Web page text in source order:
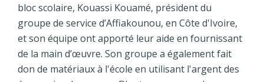
bloc scolaire, Kouassi Kouamé, président du
groupe de service d’Affiakounou, en Côte d'Ivoire,
et son équipe ont apporté leur aide en fournissant
de la main d’œuvre. Son groupe a également fait
don de matériaux à l'école en utilisant l'argent des